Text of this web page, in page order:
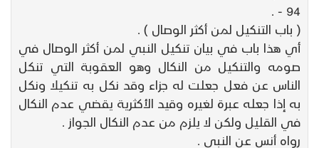
94 - .
( باب التنكيل لمن أكثر الوصال ) .
أي هذا باب في بيان تنكيل النبي لمن أكثر الوصال في
صومه والتنكيل من النكال وهو العقوبة التي تنكل
الناس عن فعل جعلت له جزاء وقد نكل به تنكيلا ونكل
به إذا جعله عبرة لغيره وقيد الأكثرية يقضي عدم النكال
في القليل ولكن لا يلزم من عدم النكال الجواز .
رواه أنس عن النبي .